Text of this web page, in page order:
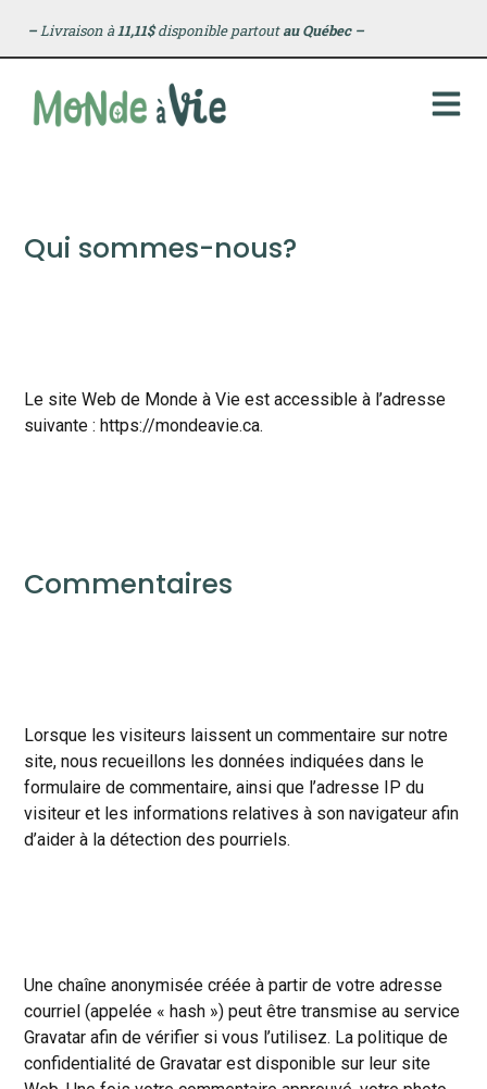
principal
–Livraison à11,11$disponible partoutau Québec –
Qui sommes-nous?
Le site Web de Monde à Vie est accessible à l’adresse
suivante : https://mondeavie.ca.
Commentaires
Lorsque les visiteurs laissent un commentaire sur notre
site, nous recueillons les données indiquées dans le
formulaire de commentaire, ainsi que l’adresse IP du
visiteur et les informations relatives à son navigateur afin
d’aider à la détection des pourriels.
Une chaîne anonymisée créée à partir de votre adresse
courriel (appelée « hash ») peut être transmise au service
Gravatar afin de vérifier si vous l’utilisez. La politique de
confidentialité de Gravatar est disponible sur leur site